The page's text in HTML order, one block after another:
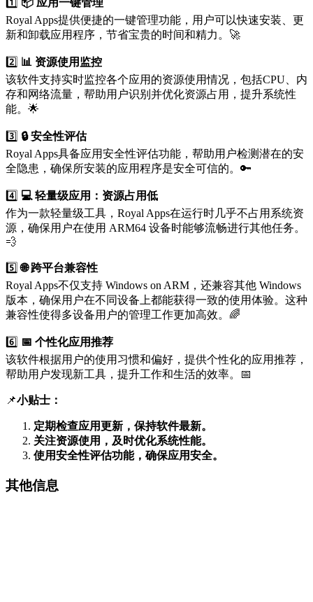
Royal Apps提供便捷的一键管理功能，用户可以快速安装、更
新和卸载应用程序，节省宝贵的时间和精力。🚀
2️⃣ 📊 资源使用监控
该软件支持实时监控各个应用的资源使用情况，包括CPU、内
存和网络流量，帮助用户识别并优化资源占用，提升系统性
能。🌟
3️⃣ 🔒 安全性评估
Royal Apps具备应用安全性评估功能，帮助用户检测潜在的安
全隐患，确保所安装的应用程序是安全可信的。🔑
4️⃣ 💻 轻量级应用：资源占用低
作为一款轻量级工具，Royal Apps在运行时几乎不占用系统资
源，确保用户在使用 ARM64 设备时能够流畅进行其他任务。
💨
5️⃣🌐 跨平台兼容性
Royal Apps不仅支持 Windows on ARM，还兼容其他 Windows
版本，确保用户在不同设备上都能获得一致的使用体验。这种
兼容性使得多设备用户的管理工作更加高效。🌈
6️⃣ 📅 个性化应用推荐
该软件根据用户的使用习惯和偏好，提供个性化的应用推荐，
帮助用户发现新工具，提升工作和生活的效率。📅
📌小贴士：
定期检查应用更新，保持软件最新。
关注资源使用，及时优化系统性能。
使用安全性评估功能，确保应用安全。
其他信息